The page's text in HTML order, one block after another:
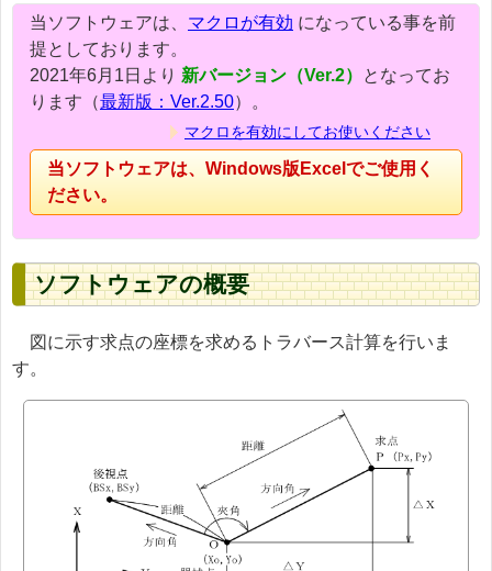
当ソフトウェアは、 マクロが有効 になっている事を前
提としております。
2021年6月1日より 新バージョン（Ver.2）
となってお
ります（最新版：Ver.2.50）。
マクロを有効にしてお使いください
当ソフトウェアは、Windows版Excelでご使用く
ださい。
ソフトウェアの概要
図に示す求点の座標を求めるトラバース計算を行いま
す。